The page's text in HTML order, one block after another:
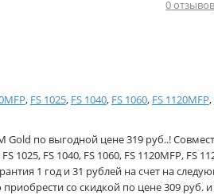
Kyocera
Для
0отзывов
, FS 1025, FS 1040, FS 1060, FS 1120MFP,
Gold по выгодной цене 319 руб..!
FS 1040, FS 1060, FS 1120MFP, FS
1 год и 31 рублей на счет на
со скидкой по цене 309 руб. и